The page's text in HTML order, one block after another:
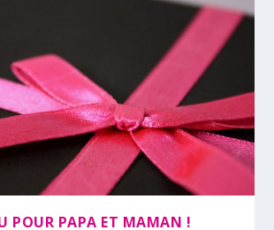
POUR PAPA ET MAMAN !